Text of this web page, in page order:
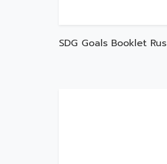
SDG Goals Booklet Rus